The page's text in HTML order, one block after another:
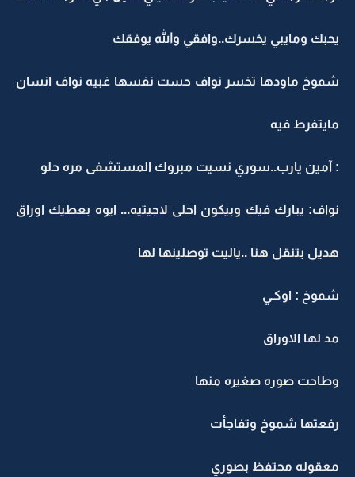
يحبك ومايبي يخسرك..وافقي والله يوفقك
شموخ ماودها تخسر نواف حست نفسها غبيه نواف انسان
مايتفرط فيه
: آمين يارب..سوري نسيت مبروك المستشفى مره حلو
نواف: يبارك فيك وبيكون احلى ﻻجيتيه... ايوه بعطيك اوراق
هديل بتنقل هنا ..ياليت توصلينها لها
شموخ : اوكـي
مد لها الاوراق
وطاحت صوره صغيره منها
رفعتها شموخ وتفاجأت
معقوله محتفظ بصوري